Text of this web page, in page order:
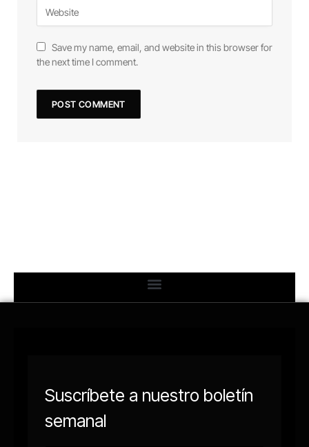
Save my name, email, and website in this browser for
the next time I comment.